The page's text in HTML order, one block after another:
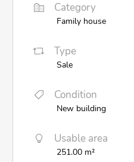
Category
Family house
Type
Sale
Condition
New building
Usable area
251.00 m²